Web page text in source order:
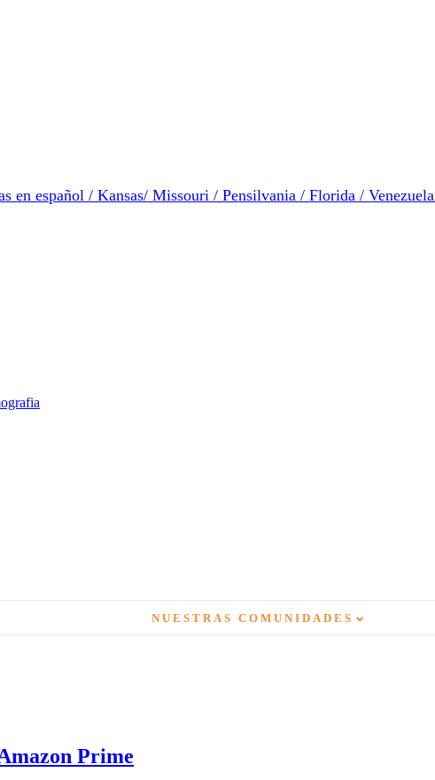
en español / Kansas/ Missouri / Pensilvania / Florida /
NUESTRAS COMUNIDADES ⌄
Prime